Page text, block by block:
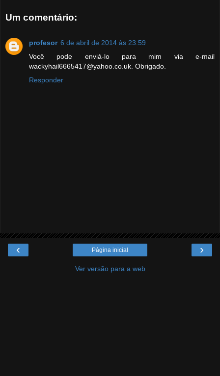
Um comentário:
profesor 6 de abril de 2014 às 23:59
Você pode enviá-lo para mim via e-mail
wackyhail6665417@yahoo.co.uk. Obrigado.
Responder
‹ ›
Página inicial
Ver versão para a web